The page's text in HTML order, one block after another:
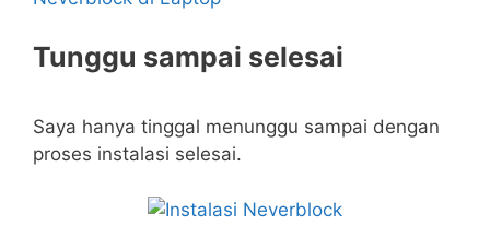
Tunggu sampai selesai
Saya hanya tinggal menunggu sampai dengan
proses instalasi selesai.